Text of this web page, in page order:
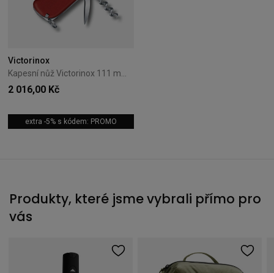
Victorinox
2 016,00 Kč
extra -5% s kódem: PROMO
Produkty, které jsme vybrali přímo pro
vás